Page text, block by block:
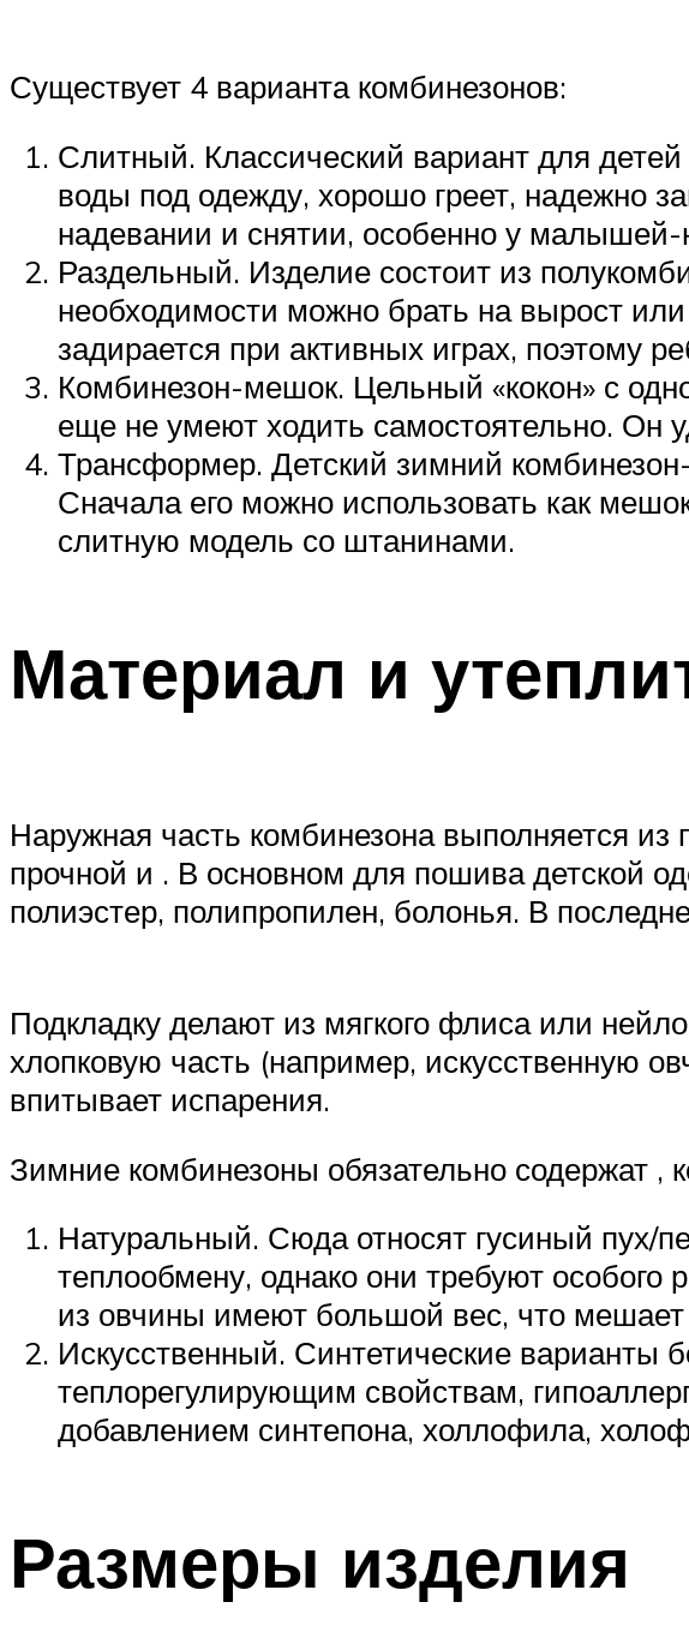
Существует 4 варианта комбинезонов:
Слитный. Классический вариант для
воды под одежду, хорошо греет, надежно
надевании и снятии, особенно у малышей-
Раздельный. Изделие состоит из
необходимости можно брать на вырост
задирается при активных играх, поэтому
Комбинезон-мешок. Цельный «кокон» с
еще не умеют ходить самостоятельно. Он
Трансформер. Детский зимний
Сначала его можно использовать как
слитную модель со штанинами.
Материал и
Наружная часть комбинезона выполняется из
прочной и . В основном для пошива детской
полиэстер, полипропилен, болонья. В
Подкладку делают из мягкого флиса или
хлопковую часть (например, искусственную
впитывает испарения.
Зимние комбинезоны обязательно содержат ,
Натуральный. Сюда относят гусиный пух/
теплообмену, однако они требуют
из овчины имеют большой вес, что
Искусственный. Синтетические варианты
теплорегулирующим свойствам,
добавлением синтепона, холлофила,
Размеры изделия